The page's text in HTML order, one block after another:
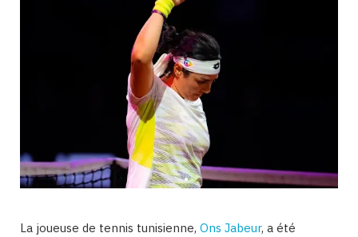
La joueuse de tennis tunisienne, Ons Jabeur, a été